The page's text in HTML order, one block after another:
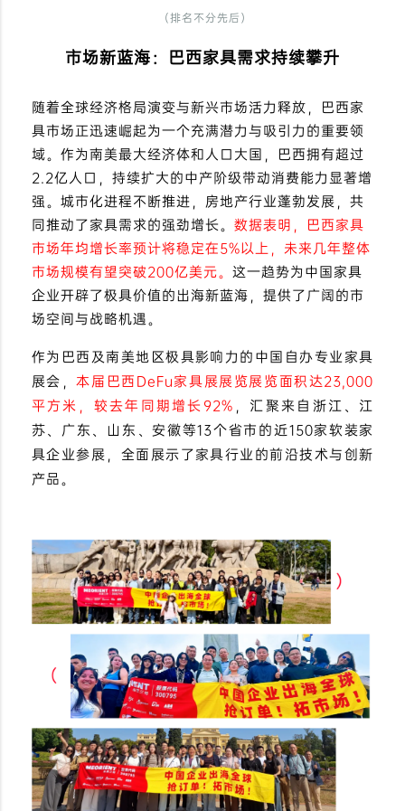
（排名不分先后）
市场新蓝海：巴西家具需求持续攀升
随着全球经济格局演变与新兴市场活力释放，巴西家
具市场正迅速崛起为一个充满潜力与吸引力的重要领
域。作为南美最大经济体和人口大国，巴西拥有超过
2.2亿人口，持续扩大的中产阶级带动消费能力显著增
强。城市化进程不断推进，房地产行业蓬勃发展，共
同推动了家具需求的强劲增长。 数据表明，巴西家具
市场年均增长率预计将稳定在5%以上，未来几年整体
市场规模有望突破200亿美元。 这一趋势为中国家具
企业开辟了极具价值的出海新蓝海，提供了广阔的市
场空间与战略机遇。
作为巴西及南美地区极具影响力的中国自办专业家具
展会，本届巴西DeFu家具展展览展览面积达23,000
平方米，较去年同期增长92% ，汇聚来自浙江、江
苏、广东、山东、安徽等13个省市的近150家软装家
具企业参展，全面展示了家具行业的前沿技术与创新
产品。